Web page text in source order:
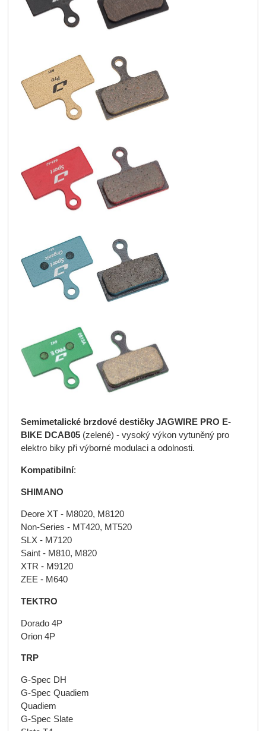
Semimetalickébrzdové destičky JAGWIRE PRO E-
BIKE DCAB05(zelené) - vysoký výkon vytuněný pro
elektro biky při výborné modulaci a odolnosti.
Kompatibilní:
SHIMANO
Deore XT - M8020, M8120
Non-Series - MT420, MT520
SLX - M7120
Saint - M810, M820
XTR - M9120
ZEE - M640
TEKTRO
Dorado 4P
Orion 4P
TRP
G-Spec DH
G-Spec Quadiem
Quadiem
G-Spec Slate